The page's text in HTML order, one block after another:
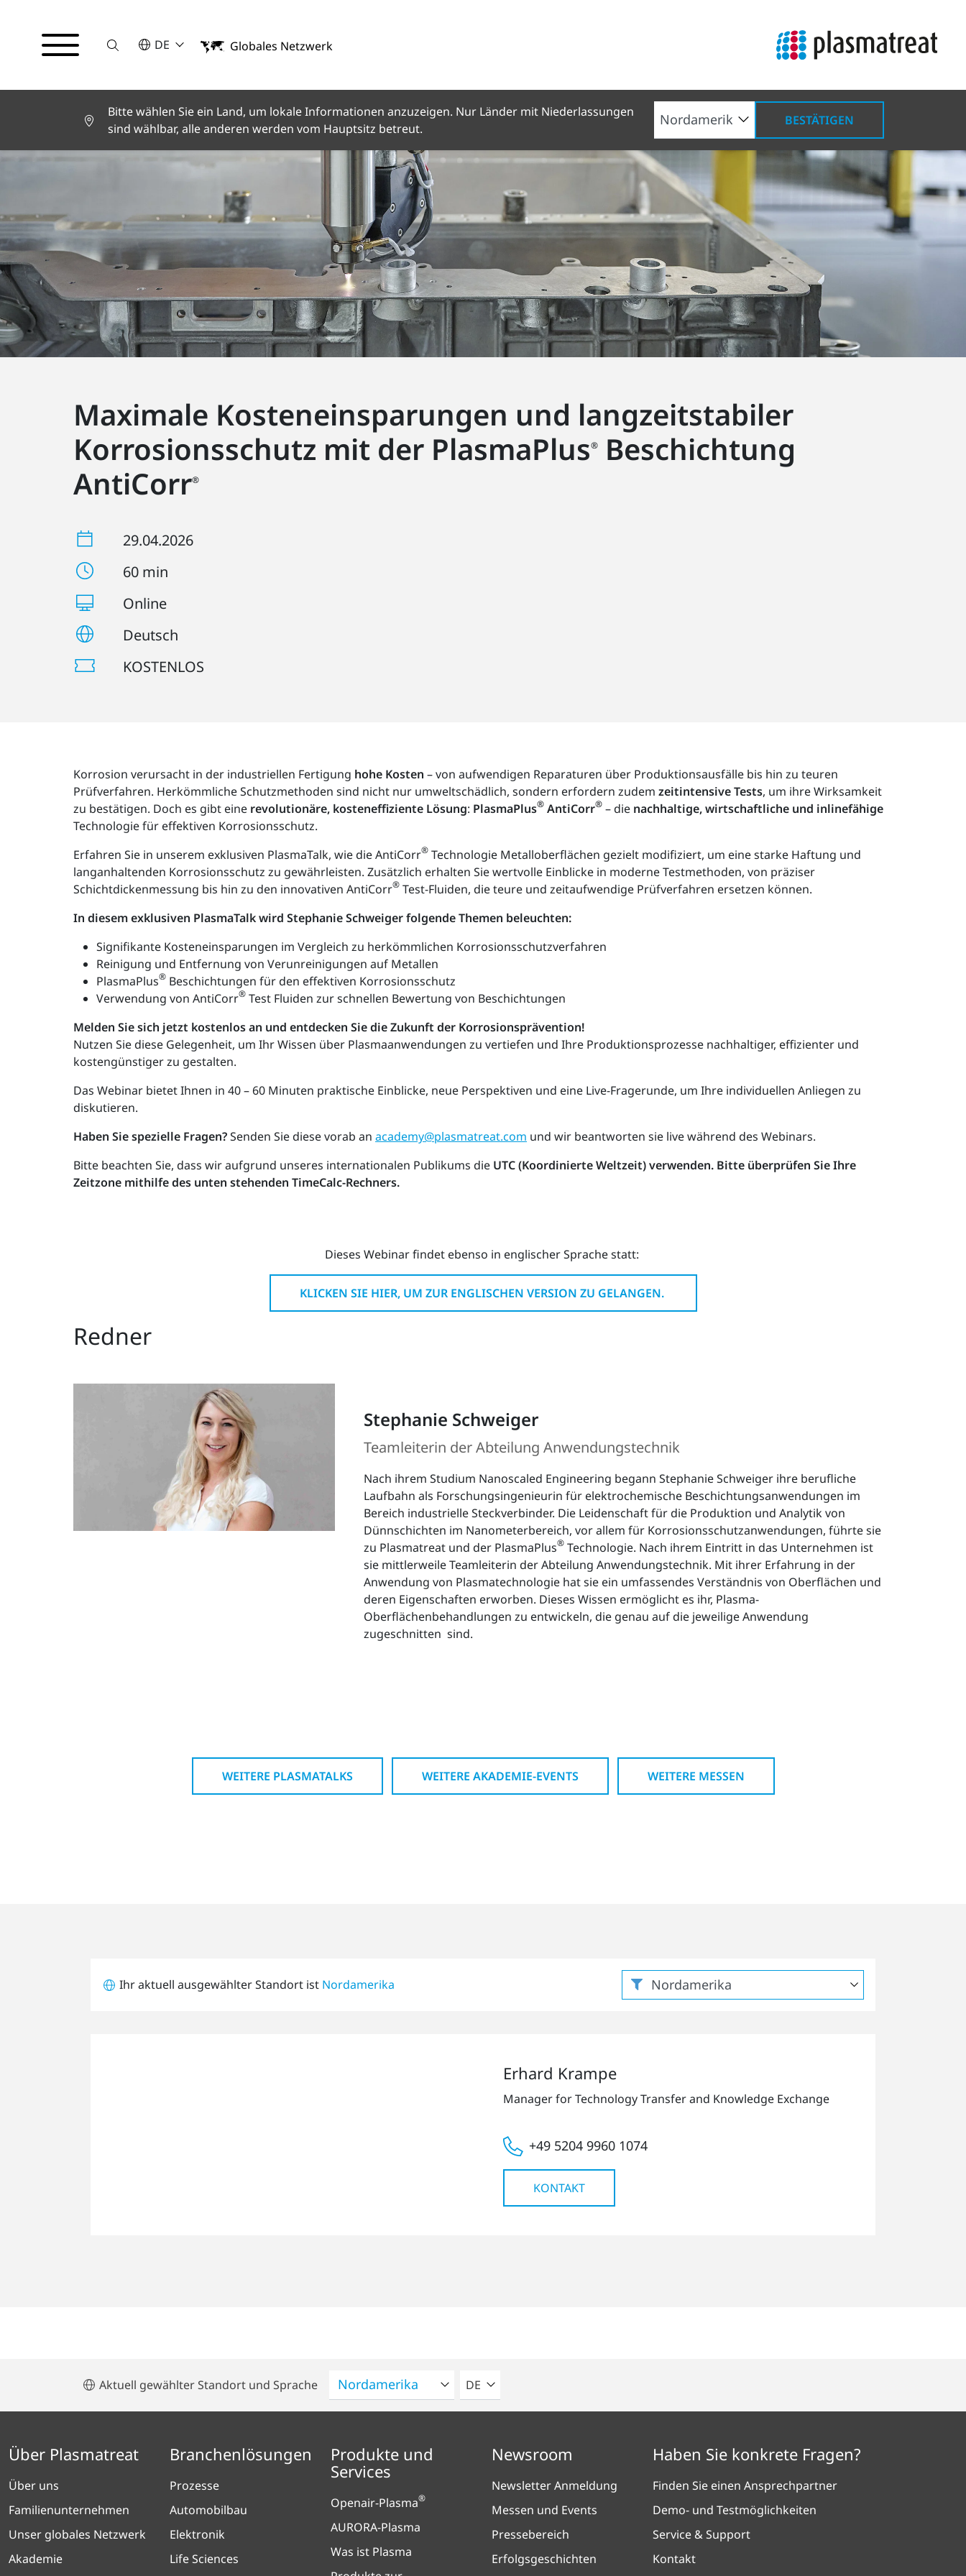
SucheBITTE WÄHLEN SIE EINE SPRACHE
DE
English
Español
Français
Italiano
Türkçe
Globales Netzwerk
Bitte wählen Sie ein Land, um lokale Informationen anzuzeigen. Nur Länder mit Niederlassungen
sind wählbar, alle anderen werden vom Hauptsitz betreut.
BESTÄTIGEN
Maximale Kosteneinsparungen und langzeitstabiler
Korrosionsschutz mit der PlasmaPlus®
Beschichtung
AntiCorr®
29.04.2026
60 min
Online
Deutsch
KOSTENLOS
Korrosion verursacht in der industriellen Fertigung hohe Kosten – von aufwendigen Reparaturen über Produktionsausfälle bis hin zu teuren
Prüfverfahren. Herkömmliche Schutzmethoden sind nicht nur umweltschädlich, sondern erfordern zudem zeitintensive Tests, um ihre Wirksamkeit
zu bestätigen. Doch es gibt eine revolutionäre, kosteneffiziente Lösung: PlasmaPlus® AntiCorr® – die nachhaltige, wirtschaftliche und inlinefähige
Technologie für effektiven Korrosionsschutz.
Erfahren Sie in unserem exklusiven PlasmaTalk, wie die AntiCorr® Technologie Metalloberflächen gezielt modifiziert, um eine starke Haftung und
langanhaltenden Korrosionsschutz zu gewährleisten. Zusätzlich erhalten Sie wertvolle Einblicke in moderne Testmethoden, von präziser
Schichtdickenmessung bis hin zu den innovativen AntiCorr® Test-Fluiden, die teure und zeitaufwendige Prüfverfahren ersetzen können.
In diesem exklusiven PlasmaTalk wird Stephanie Schweiger folgende Themen beleuchten:
Signifikante Kosteneinsparungen im Vergleich zu herkömmlichen Korrosionsschutzverfahren
Reinigung und Entfernung von Verunreinigungen auf Metallen
PlasmaPlus® Beschichtungen für den effektiven Korrosionsschutz
Verwendung von AntiCorr® Test Fluiden zur schnellen Bewertung von Beschichtungen
Melden Sie sich jetzt kostenlos an und entdecken Sie die Zukunft der Korrosionsprävention!
Nutzen Sie diese Gelegenheit, um Ihr Wissen über Plasmaanwendungen zu vertiefen und Ihre Produktionsprozesse nachhaltiger, effizienter und
kostengünstiger zu gestalten.
Das Webinar bietet Ihnen in 40 – 60 Minuten praktische Einblicke, neue Perspektiven und eine Live-Fragerunde, um Ihre individuellen Anliegen zu
diskutieren.
Haben Sie spezielle Fragen?Senden Sie diese vorab an academy@plasmatreat.com und wir beantworten sie live während des Webinars.
Bitte beachten Sie, dass wir aufgrund unseres internationalen Publikums die UTC (Koordinierte Weltzeit) verwenden. Bitte überprüfen Sie Ihre
Zeitzone mithilfe des unten stehenden TimeCalc-Rechners.
Dieses Webinar findet ebenso in englischer Sprache statt:
KLICKEN SIE HIER, UM ZUR ENGLISCHEN VERSION ZU GELANGEN.
Redner
Stephanie Schweiger
Teamleiterin der Abteilung Anwendungstechnik
Nach ihrem Studium Nanoscaled Engineering begann Stephanie Schweiger ihre berufliche
Laufbahn als Forschungsingenieurin für elektrochemische Beschichtungsanwendungen im
Bereich industrielle Steckverbinder. Die Leidenschaft für die Produktion und Analytik von
Dünnschichten im Nanometerbereich, vor allem für Korrosionsschutzanwendungen, führte sie
zu Plasmatreat und der PlasmaPlus® Technologie. Nach ihrem Eintritt in das Unternehmen ist
sie mittlerweile Teamleiterin der Abteilung Anwendungstechnik. Mit ihrer Erfahrung in der
Anwendung von Plasmatechnologie hat sie ein umfassendes Verständnis von Oberflächen und
deren Eigenschaften erworben. Dieses Wissen ermöglicht es ihr, Plasma-
Oberflächenbehandlungen zu entwickeln, die genau auf die jeweilige Anwendung
zugeschnitten sind.
WEITERE PLASMATALKS WEITERE AKADEMIE-EVENTS WEITERE MESSEN
Ihr aktuell ausgewählter Standort ist Nordamerika
Erhard Krampe
Manager for Technology Transfer and Knowledge Exchange
+49 5204 9960 1074
KONTAKT
Aktuell gewählter Standort und Sprache BITTE WÄHLEN SIE EINE SPRACHE
DE
Über Plasmatreat
Über uns
Familienunternehmen
Unser globales Netzwerk
Akademie
Branchenlösungen
Prozesse
Automobilbau
Elektronik
Life Sciences
Produkte und
Services
Openair-Plasma®
AURORA-Plasma
Was ist Plasma
Newsroom
Newsletter Anmeldung
Messen und Events
Pressebereich
Erfolgsgeschichten
Haben Sie konkrete Fragen?
Finden Sie einen Ansprechpartner
Demo- und Testmöglichkeiten
Service & Support
Kontakt